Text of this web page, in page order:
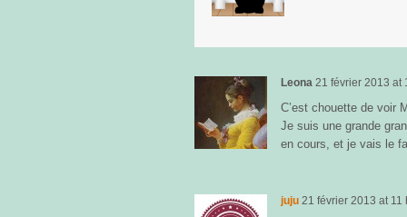
Leona 21 février 2013 at
C’est chouette de voir
Je suis une grande
en cours, et je vais le
juju 21 février 2013 at 11